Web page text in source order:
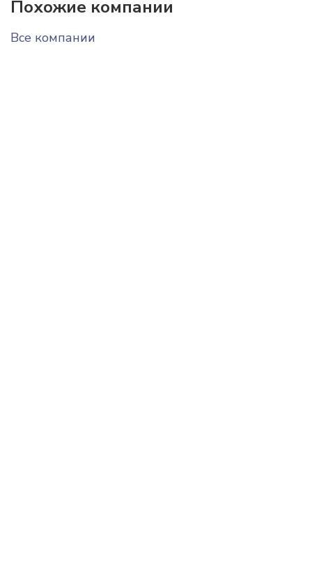
Похожие компании
Все компании